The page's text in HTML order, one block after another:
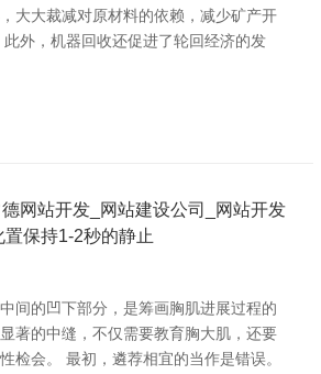
大大裁减对原材料的依赖，减少矿产开
外，机器回收还促进了轮回经济的发
网站开发_网站建设公司_网站开发
保持1-2秒的静止
间的凹下部分，是筹画胸肌进展过程的
著的中缝，不仅需要教育胸大肌，还要
检会。 最初，遴荐相宜的当作是错误。